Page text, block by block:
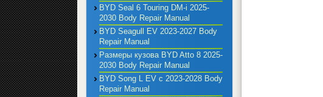
BYD Seal 6 Touring DM-i 2025-
2030 Body Repair Manual
BYD Seagull EV 2023-2027 Body
Repair Manual
Размеры кузова BYD Atto 8 2025-
2030 Body Repair Manual
BYD Song L EV с 2023-2028 Body
Repair Manual